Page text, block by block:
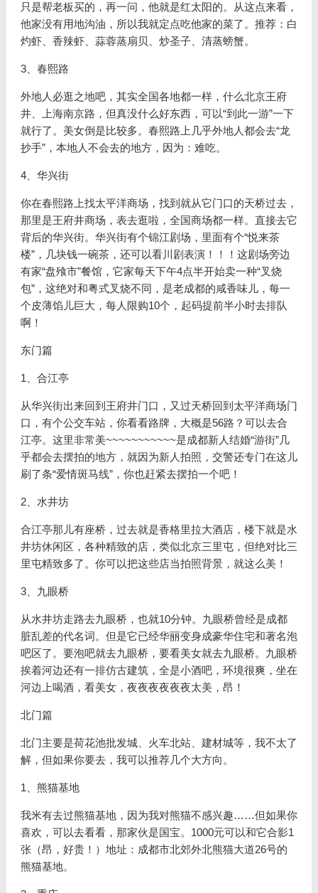
只是帮老板买的，再一问，他就是红太阳的。从这点来看，
他家没有用地沟油，所以我就定点吃他家的菜了。推荐：白
灼虾、香辣虾、蒜蓉蒸扇贝、炒圣子、清蒸螃蟹。
3、春熙路
外地人必逛之地吧，其实全国各地都一样，什么北京王府
井、上海南京路，但真没什么好东西，可以“到此一游”一下
就行了。美女倒是比较多。春熙路上几乎外地人都会去“龙
抄手”，本地人不会去的地方，因为：难吃。
4、华兴街
你在春熙路上找太平洋商场，找到就从它门口的天桥过去，
那里是王府井商场，表去逛啦，全国商场都一样。直接去它
背后的华兴街。华兴街有个锦江剧场，里面有个“悦来茶
楼”，几块钱一碗茶，还可以看川剧表演！！！这剧场旁边
有家“盘飱市”餐馆，它家每天下午4点半开始卖一种“叉烧
包”，这绝对和粤式叉烧不同，是老成都的咸香味儿，每一
个皮薄馅儿巨大，每人限购10个，起码提前半小时去排队
啊！
东门篇
1、合江亭
从华兴街出来回到王府井门口，又过天桥回到太平洋商场门
口，有个公交车站，你看看路牌，大概是56路？可以去合
江亭。这里非常美~~~~~~~~~~~是成都新人结婚“游街”几
乎都会去摆拍的地方，就因为新人拍照，交警还专门在这儿
刷了条“爱情斑马线”，你也赶紧去摆拍一个吧！
2、水井坊
合江亭那儿有座桥，过去就是香格里拉大酒店，楼下就是水
井坊休闲区，各种精致的店，类似北京三里屯，但绝对比三
里屯精致多了。你可以把这些店当拍照背景，就这么美！
3、九眼桥
从水井坊走路去九眼桥，也就10分钟。九眼桥曾经是成都
脏乱差的代名词。但是它已经华丽变身成豪华住宅和著名泡
吧区了。要泡吧就去九眼桥，要看美女就去九眼桥。九眼桥
挨着河边还有一排仿古建筑，全是小酒吧，环境很爽，坐在
河边上喝酒，看美女，夜夜夜夜夜夜太美，昂！
北门篇
北门主要是荷花池批发城、火车北站、建材城等，我不太了
解，但如果你要去，我可以推荐几个大方向。
1、熊猫基地
我米有去过熊猫基地，因为我对熊猫不感兴趣……但如果你
喜欢，可以去看看，那家伙是国宝。1000元可以和它合影1
张（昂，好贵！）地址：成都市北郊外北熊猫大道26号的
熊猫基地。